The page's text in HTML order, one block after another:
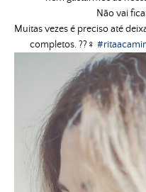
Não vai
Muitas vezes é preciso até
completos. ??‍♀️